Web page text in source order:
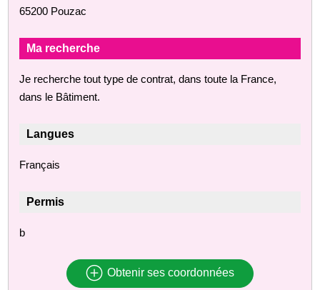
65200 Pouzac
Ma recherche
Je recherche tout type de contrat, dans toute la France,
dans le Bâtiment.
Langues
Français
Permis
b
Obtenir ses coordonnées